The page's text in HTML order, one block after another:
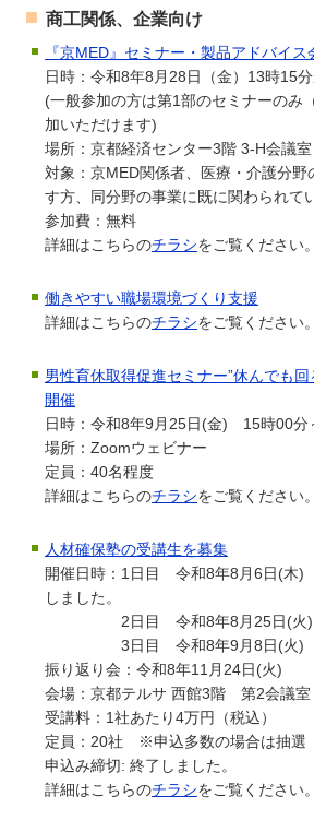
商工関係、企業向け
『京MED』セミナー・製品アドバイス
日時：令和8年8月28日（金）13時15
(一般参加の方は第1部のセミナーのみ
加いただけます)
場所：京都経済センター3階 3-H会議室
対象：京MED関係者、医療・介護分野
す方、同分野の事業に既に関わられて
参加費：無料
詳細はこちらのチラシをご覧ください。
働きやすい職場環境づくり支援
詳細はこちらのチラシをご覧ください。
男性育休取得促進セミナー”休んでも
開催
日時：令和8年9月25日(金) 15時00分
場所：Zoomウェビナー
定員：40名程度
詳細はこちらのチラシをご覧ください。
人材確保塾の受講生を募集
開催日時：1日目 令和8年8月6日(
しました。
2日目 令和8年8月25日(火
3日目 令和8年9月8日(火)
振り返り会：令和8年11月24日(火)
会場：京都テルサ 西館3階 第2会議室
受講料：1社あたり4万円（税込）
定員：20社 ※申込多数の場合は抽選
申込み締切: 終了しました。
詳細はこちらのチラシをご覧ください。